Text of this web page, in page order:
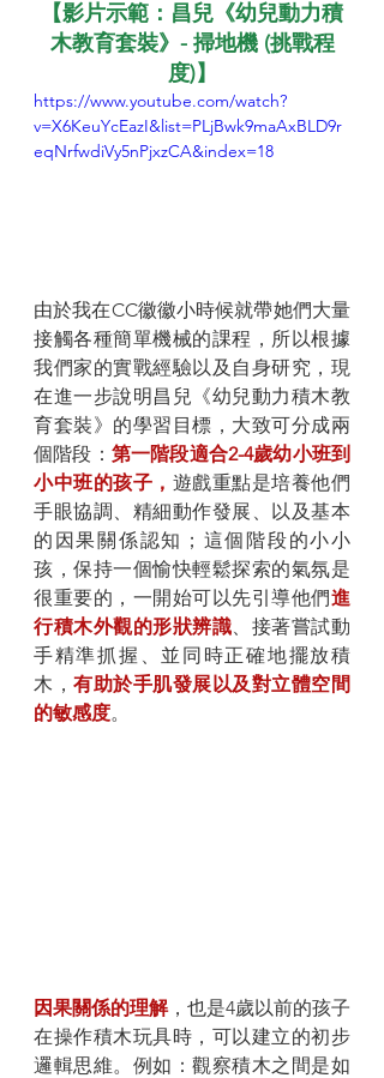
【影片示範：昌兒《幼兒動力積
木教育套裝》- 掃地機 (挑戰程
度)】
https://www.youtube.com/watch?
v=X6KeuYcEazI&list=PLjBwk9maAxBLD9r
eqNrfwdiVy5nPjxzCA&index=18
由於我在CC徽徽小時候就帶她們大量
接觸各種簡單機械的課程，所以根據
我們家的實戰經驗以及自身研究，現
在進一步說明昌兒《幼兒動力積木教
育套裝》的學習目標，大致可分成兩
個階段： 第一階段適合2-4歲幼小班到
小中班的孩子， 遊戲重點是培養他們
手眼協調、精細動作發展、以及基本
的因果關係認知；這個階段的小小
孩，保持一個愉快輕鬆探索的氣氛是
很重要的，一開始可以先引導他們進
行積木外觀的形狀辨識 、接著嘗試動
手精準抓握、並同時正確地擺放積
木，有助於手肌發展以及對立體空間
的敏感度。
因果關係的理解，也是4歲以前的孩子
在操作積木玩具時，可以建立的初步
邏輯思維。例如：觀察積木之間是如